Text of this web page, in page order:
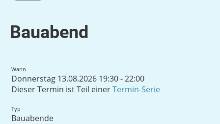
Bauabend
Wann
Donnerstag 13.08.2026 19:30 - 22:00
Dieser Termin ist Teil einerTermin-Serie
Typ
Bauabende